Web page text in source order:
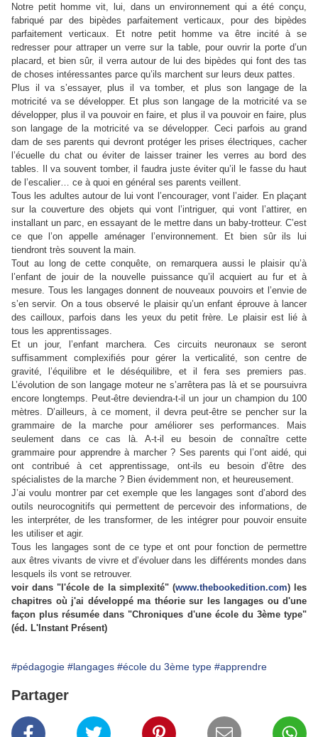
Notre petit homme vit, lui, dans un environnement qui a été conçu,
fabriqué par des bipèdes parfaitement verticaux, pour des bipèdes
parfaitement verticaux. Et notre petit homme va être incité à se
redresser pour attraper un verre sur la table, pour ouvrir la porte d’un
placard, et bien sûr, il verra autour de lui des bipèdes qui font des tas
de choses intéressantes parce qu’ils marchent sur leurs deux pattes.
Plus il va s’essayer, plus il va tomber, et plus son langage de la
motricité va se développer. Et plus son langage de la motricité va se
développer, plus il va pouvoir en faire, et plus il va pouvoir en faire, plus
son langage de la motricité va se développer. Ceci parfois au grand
dam de ses parents qui devront protéger les prises électriques, cacher
l’écuelle du chat ou éviter de laisser trainer les verres au bord des
tables. Il va souvent tomber, il faudra juste éviter qu’il le fasse du haut
de l’escalier… ce à quoi en général ses parents veillent.
Tous les adultes autour de lui vont l’encourager, vont l’aider. En plaçant
sur la couverture des objets qui vont l’intriguer, qui vont l’attirer, en
installant un parc, en essayant de le mettre dans un baby-trotteur. C’est
ce que l’on appelle aménager l’environnement. Et bien sûr ils lui
tiendront très souvent la main.
Tout au long de cette conquête, on remarquera aussi le plaisir qu’à
l’enfant de jouir de la nouvelle puissance qu’il acquiert au fur et à
mesure. Tous les langages donnent de nouveaux pouvoirs et l’envie de
s’en servir. On a tous observé le plaisir qu’un enfant éprouve à lancer
des cailloux, parfois dans les yeux du petit frère. Le plaisir est lié à
tous les apprentissages.
Et un jour, l’enfant marchera. Ces circuits neuronaux se seront
suffisamment complexifiés pour gérer la verticalité, son centre de
gravité, l’équilibre et le déséquilibre, et il fera ses premiers pas.
L’évolution de son langage moteur ne s’arrêtera pas là et se poursuivra
encore longtemps. Peut-être deviendra-t-il un jour un champion du 100
mètres. D’ailleurs, à ce moment, il devra peut-être se pencher sur la
grammaire de la marche pour améliorer ses performances. Mais
seulement dans ce cas là. A-t-il eu besoin de connaître cette
grammaire pour apprendre à marcher ? Ses parents qui l’ont aidé, qui
ont contribué à cet apprentissage, ont-ils eu besoin d’être des
spécialistes de la marche ? Bien évidemment non, et heureusement.
J’ai voulu montrer par cet exemple que les langages sont d’abord des
outils neurocognitifs qui permettent de percevoir des informations, de
les interpréter, de les transformer, de les intégrer pour pouvoir ensuite
les utiliser et agir.
Tous les langages sont de ce type et ont pour fonction de permettre
aux êtres vivants de vivre et d’évoluer dans les différents mondes dans
lesquels ils vont se retrouver.
voir dans "l'école de la simplexité" (www.thebookedition.com) les
chapitres où j'ai développé ma théorie sur les langages ou d'une
façon plus résumée dans "Chroniques d'une école du 3ème type"
(éd. L'Instant Présent)
#pédagogie #langages #école du 3ème type #apprendre
Partager